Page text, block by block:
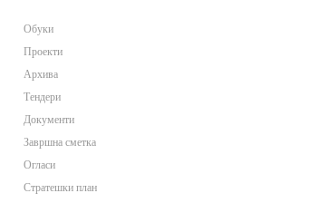
Обуки
Проекти
Архива
Тендери
Документи
Завршна сметка
Огласи
Стратешки план